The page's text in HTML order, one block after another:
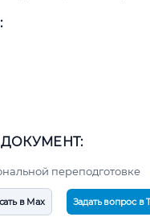
переподготовке
в Max Задать вопрос в